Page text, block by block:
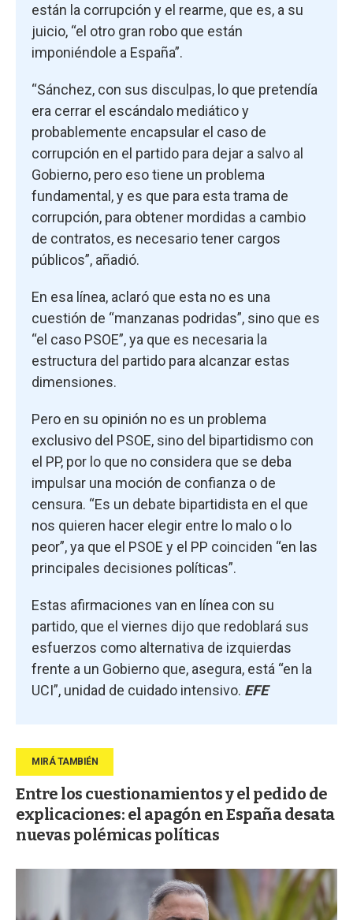
están la corrupción y el rearme, que es, a su
juicio, “el otro gran robo que están
imponiéndole a España”.
“Sánchez, con sus disculpas, lo que pretendía
era cerrar el escándalo mediático y
probablemente encapsular el caso de
corrupción en el partido para dejar a salvo al
Gobierno, pero eso tiene un problema
fundamental, y es que para esta trama de
corrupción, para obtener mordidas a cambio
de contratos, es necesario tener cargos
públicos”, añadió.
En esa línea, aclaró que esta no es una
cuestión de “manzanas podridas”, sino que es
“el caso PSOE”, ya que es necesaria la
estructura del partido para alcanzar estas
dimensiones.
Pero en su opinión no es un problema
exclusivo del PSOE, sino del bipartidismo con
el PP, por lo que no considera que se deba
impulsar una moción de confianza o de
censura. “Es un debate bipartidista en el que
nos quieren hacer elegir entre lo malo o lo
peor”, ya que el PSOE y el PP coinciden “en las
principales decisiones políticas”.
Estas afirmaciones van en línea con su
partido, que el viernes dijo que redoblará sus
esfuerzos como alternativa de izquierdas
frente a un Gobierno que, asegura, está “en la
UCI”, unidad de cuidado intensivo. EFE
Entre los cuestionamientos y el pedido de
explicaciones: el apagón en España desata
nuevas polémicas políticas